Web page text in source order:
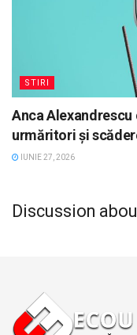
STIRI
Anca
urmăritori și
IUNIE 27, 2026
Discussion